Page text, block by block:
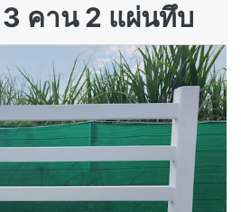
คาน 2 แผ่นทึบ